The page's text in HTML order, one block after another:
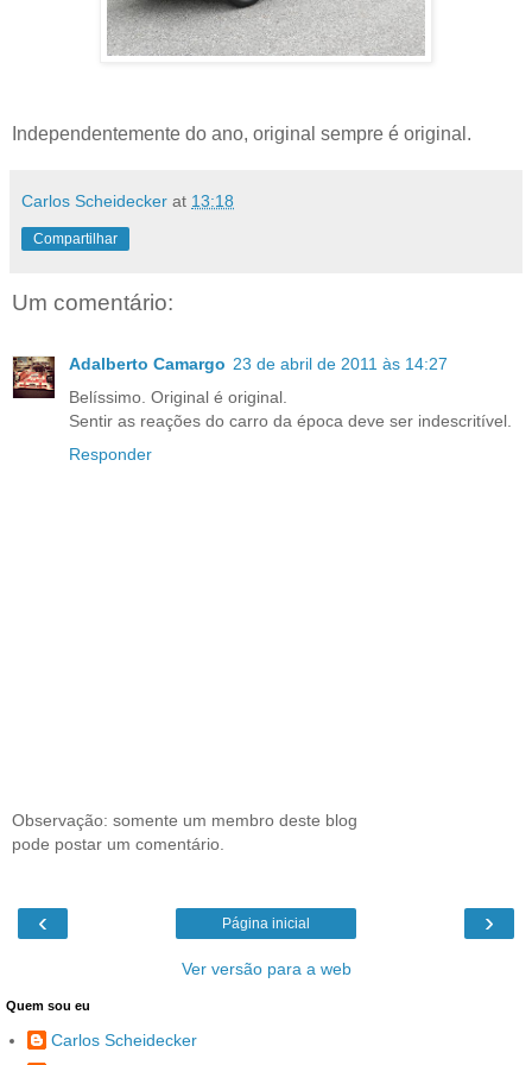
Independentemente do ano, original sempre é original.
Carlos Scheidecker at 13:18
Compartilhar
Um comentário:
Adalberto Camargo 23 de abril de 2011 às 14:27
Belíssimo. Original é original.
Sentir as reações do carro da época deve ser indescritível.
Responder
Observação: somente um membro deste blog
pode postar um comentário.
‹ ›
Página inicial
Ver versão para a web
Quem sou eu
Carlos Scheidecker